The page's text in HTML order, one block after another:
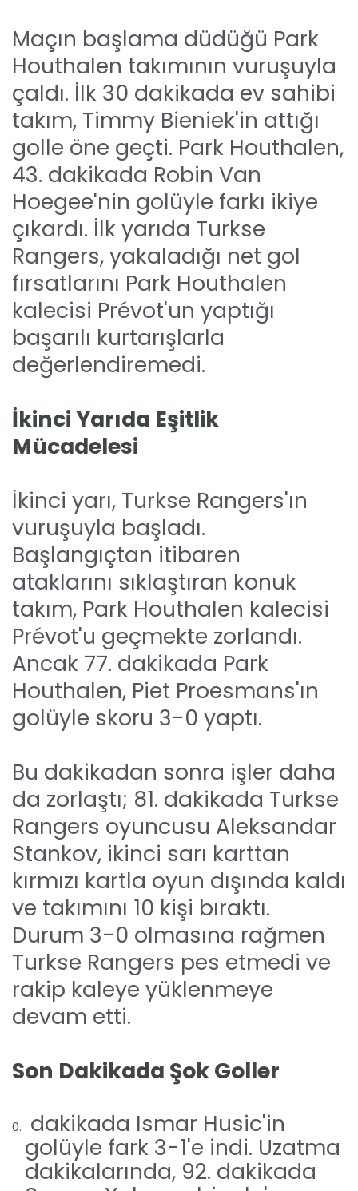
Maçın başlama düdüğü Park
Houthalen takımının vuruşuyla
çaldı. İlk 30 dakikada ev sahibi
takım, Timmy Bieniek'in attığı
golle öne geçti. Park Houthalen,
43. dakikada Robin Van
Hoegee'nin golüyle farkı ikiye
çıkardı. İlk yarıda Turkse
Rangers, yakaladığı net gol
fırsatlarını Park Houthalen
kalecisi Prévot'un yaptığı
başarılı kurtarışlarla
değerlendiremedi.
İkinci Yarıda Eşitlik
Mücadelesi
İkinci yarı, Turkse Rangers'ın
vuruşuyla başladı.
Başlangıçtan itibaren
ataklarını sıklaştıran konuk
takım, Park Houthalen kalecisi
Prévot'u geçmekte zorlandı.
Ancak 77. dakikada Park
Houthalen, Piet Proesmans'ın
golüyle skoru 3-0 yaptı.
Bu dakikadan sonra işler daha
da zorlaştı; 81. dakikada Turkse
Rangers oyuncusu Aleksandar
Stankov, ikinci sarı karttan
kırmızı kartla oyun dışında kaldı
ve takımını 10 kişi bıraktı.
Durum 3-0 olmasına rağmen
Turkse Rangers pes etmedi ve
rakip kaleye yüklenmeye
devam etti.
Son Dakikada Şok Goller
dakikada Ismar Husic'in
golüyle fark 3-1'e indi. Uzatma
dakikalarında, 92. dakikada